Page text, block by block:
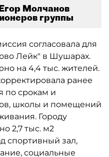
Молчанов
группы
согласовала для
Лейк" в Шушарах.
на 4,4 тыс. жителей.
ранее
по срокам и
школы и помещений
Городу
2,7 тыс. м2
спортивный зал,
социальные